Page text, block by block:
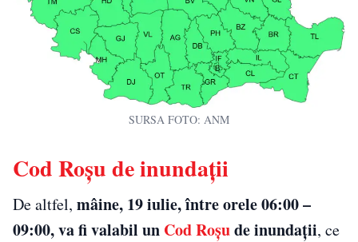
SURSA FOTO: ANM
Cod Roșu de inundații
De altfel, mâine, 19 iulie, între orele 06:00 –
09:00, va fi valabil un Cod Roșude inundații, ce